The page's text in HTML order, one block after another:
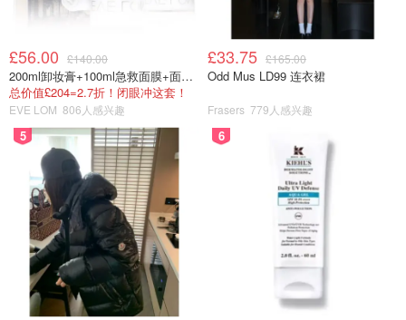
£56.00 £140.00
200ml卸妆膏+100ml急救面膜+面霜+洁颜布
总价值£204=2.7折！闭眼冲这套！
EVE LOM 806人感兴趣
£33.75 £165.00
Odd Mus LD99 连衣裙
Frasers 779人感兴趣
5 6